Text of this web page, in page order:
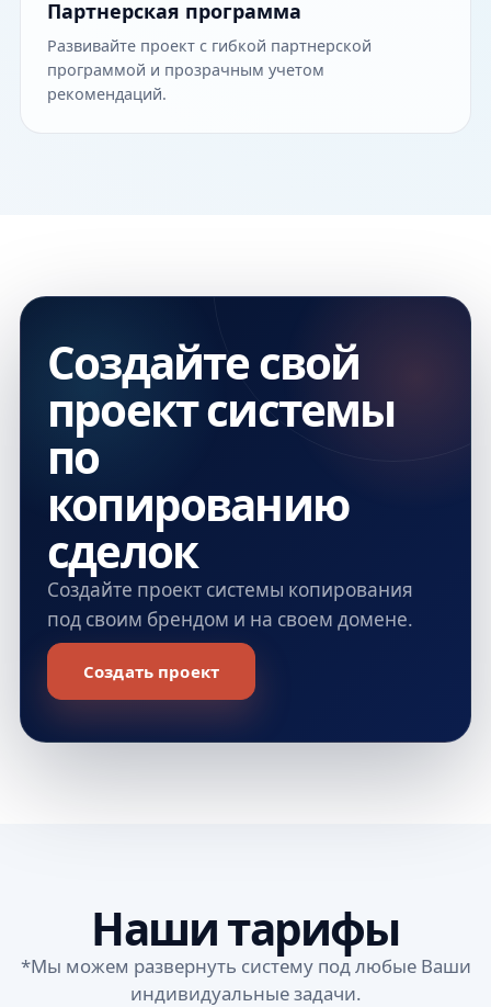
Партнерская программа
Развивайте проект с гибкой партнерской
программой и прозрачным учетом
рекомендаций.
Создайте свой
проект системы
по
копированию
сделок
Создайте проект системы копирования
под своим брендом и на своем домене.
Создать проект
Наши тарифы
*Мы можем развернуть систему под любые Ваши
индивидуальные задачи.